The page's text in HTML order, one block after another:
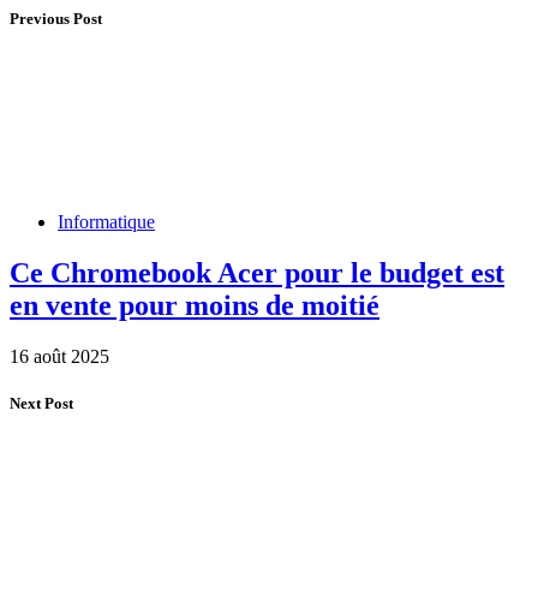
Previous Post
Informatique
Ce Chromebook Acer pour le budget est
en vente pour moins de moitié
16 août 2025
Next Post